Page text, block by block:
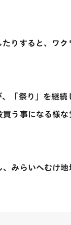
りすると、ワク
「祭り」を継続
買う事になる様な
、みらいへむけ地